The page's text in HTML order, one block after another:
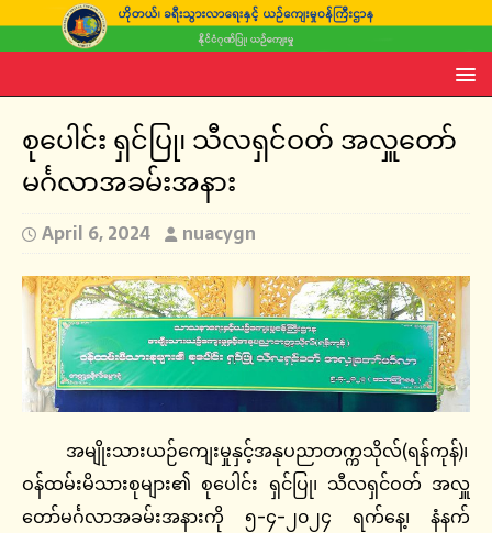
စုပေါင်း ရှင်ပြု၊ သီလရှင်ဝတ် အလှူတော်
မင်္ဂလာအခမ်းအနား
April 6, 2024 nuacygn
အမျိုးသားယဉ်ကျေးမှုနှင့်အနုပညာတက္ကသိုလ်(ရန်ကုန်)၊
ဝန်ထမ်းမိသားစုများ၏ စုပေါင်း ရှင်ပြု၊ သီလရှင်ဝတ် အလှူ
တော်မင်္ဂလာအခမ်းအနားကို ၅-၄-၂၀၂၄ ရက်နေ့၊ နံနက်